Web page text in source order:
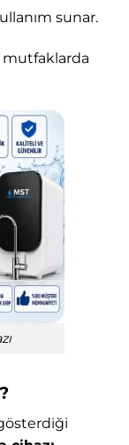
sunar.
mutfaklarda